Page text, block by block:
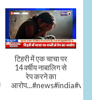
टिहरी में एक चाचा पर
14 वर्षीय नाबालिग से
रेप करने का